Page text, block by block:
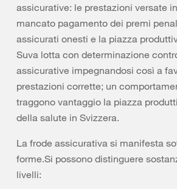
assicurative: le prestazioni versate
mancato pagamento dei premi
assicurati onesti e la piazza
Suva lotta con determinazione
assicurative impegnandosi così a
prestazioni corrette; un
traggono vantaggio la piazza
della salute in Svizzera.
La frode assicurativa si manifesta
forme.Si possono distinguere
livelli: